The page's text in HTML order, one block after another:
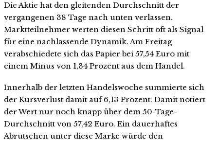
Die Aktie hat den gleitenden Durchschnitt der
vergangenen 38 Tage nach unten verlassen.
Marktteilnehmer werten diesen Schritt oft als Signal
für eine nachlassende Dynamik. Am Freitag
verabschiedete sich das Papier bei 57,54 Euro mit
einem Minus von 1,34 Prozent aus dem Handel.
Innerhalb der letzten Handelswoche summierte sich
der Kursverlust damit auf 6,13 Prozent. Damit notiert
der Wert nur noch knapp über dem 50-Tage-
Durchschnitt von 57,42 Euro. Ein dauerhaftes
Abrutschen unter diese Marke würde den